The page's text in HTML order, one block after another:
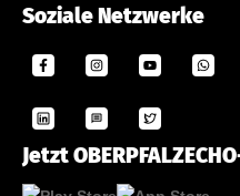
Soziale Netzwerke
Jetzt